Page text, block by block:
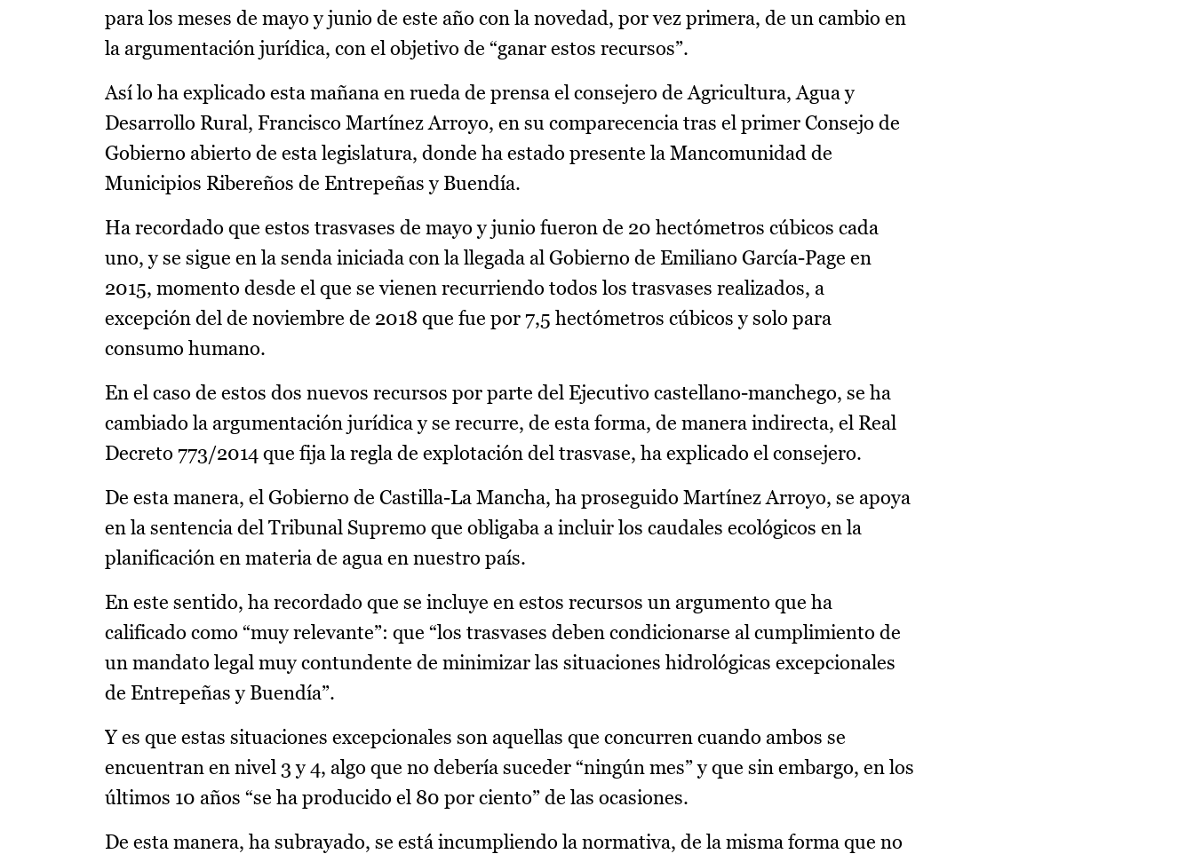
para los meses de mayo y junio de este año con la novedad, por vez primera, de un cambio en
la argumentación jurídica, con el objetivo de “ganar estos recursos”.
Así lo ha explicado esta mañana en rueda de prensa el consejero de Agricultura, Agua y
Desarrollo Rural, Francisco Martínez Arroyo, en su comparecencia tras el primer Consejo de
Gobierno abierto de esta legislatura, donde ha estado presente la Mancomunidad de
Municipios Ribereños de Entrepeñas y Buendía.
Ha recordado que estos trasvases de mayo y junio fueron de 20 hectómetros cúbicos cada
uno, y se sigue en la senda iniciada con la llegada al Gobierno de Emiliano García-Page en
2015, momento desde el que se vienen recurriendo todos los trasvases realizados, a
excepción del de noviembre de 2018 que fue por 7,5 hectómetros cúbicos y solo para
consumo humano.
En el caso de estos dos nuevos recursos por parte del Ejecutivo castellano-manchego, se ha
cambiado la argumentación jurídica y se recurre, de esta forma, de manera indirecta, el Real
Decreto 773/2014 que fija la regla de explotación del trasvase, ha explicado el consejero.
De esta manera, el Gobierno de Castilla-La Mancha, ha proseguido Martínez Arroyo, se apoya
en la sentencia del Tribunal Supremo que obligaba a incluir los caudales ecológicos en la
planificación en materia de agua en nuestro país.
En este sentido, ha recordado que se incluye en estos recursos un argumento que ha
calificado como “muy relevante”: que “los trasvases deben condicionarse al cumplimiento de
un mandato legal muy contundente de minimizar las situaciones hidrológicas excepcionales
de Entrepeñas y Buendía”.
Y es que estas situaciones excepcionales son aquellas que concurren cuando ambos se
encuentran en nivel 3 y 4, algo que no debería suceder “ningún mes” y que sin embargo, en los
últimos 10 años “se ha producido el 80 por ciento” de las ocasiones.
De esta manera, ha subrayado, se está incumpliendo la normativa, de la misma forma que no